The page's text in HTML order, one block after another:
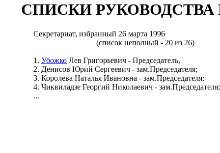
СПИСКИ
Секретариат, избранный 26 марта 1996
(список неполный - 20 из 26)
1. Убожко Лев Григорьевич - Председатель,
2. Денисов Юрий Сергеевич - зам.Председателя;
3. Королева Наталья Ивановна - зам.Председателя;
4. Чиквиладзе Георгий Николаевич - зам.Председателя;
...